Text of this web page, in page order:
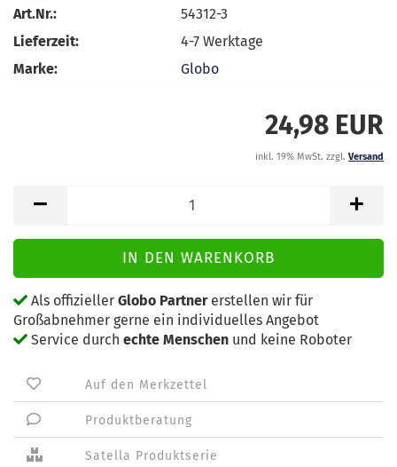
Art.Nr.:
54312-3
Lieferzeit:
4-7 Werktage
Marke:
Globo
24,98 EUR
inkl. 19% MwSt. zzgl. Versand
Als offizieller Globo Partnererstellen wir für
Großabnehmer gerne ein individuelles Angebot
Service durch echte Menschen und keine Roboter
Auf den Merkzettel
Produktberatung
Satella Produktserie